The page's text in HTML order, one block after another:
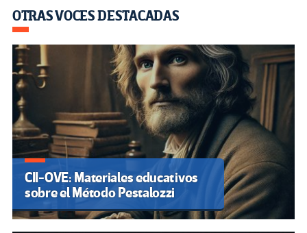
OTRAS VOCES DESTACADAS
CII-OVE: Materiales educativos
sobre el Método Pestalozzi